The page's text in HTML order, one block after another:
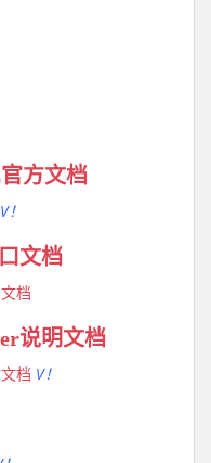
方文档
V！
文档
档
说明文档
档 V！